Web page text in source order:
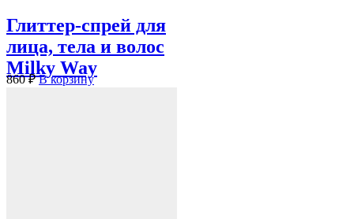
Глиттер-спрей для
лица, тела и волос
Milky Way
860₽ В корзину